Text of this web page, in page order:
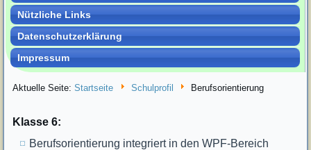
Nützliche Links
Datenschutzerklärung
Impressum
Aktuelle Seite:Startseite Schulprofil Berufsorientierung
Klasse 6:
Berufsorientierung integriert in den WPF-Bereich